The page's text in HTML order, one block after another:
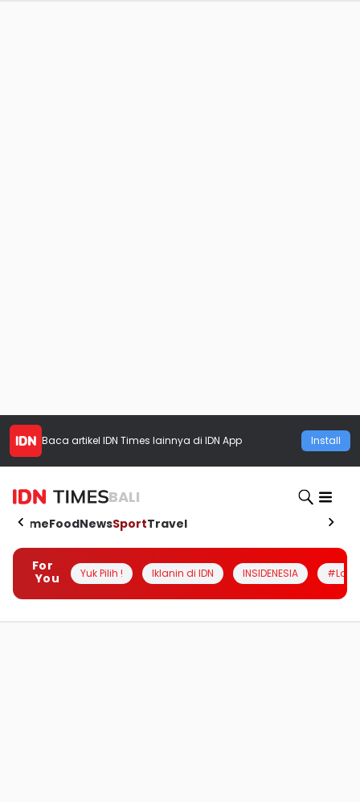
Baca artikel IDN Times lainnya di IDN App Install
BALI
HomeFoodNewsSportTravel
For
You
Yuk Pilih ! Iklanin di IDN INSIDENESIA